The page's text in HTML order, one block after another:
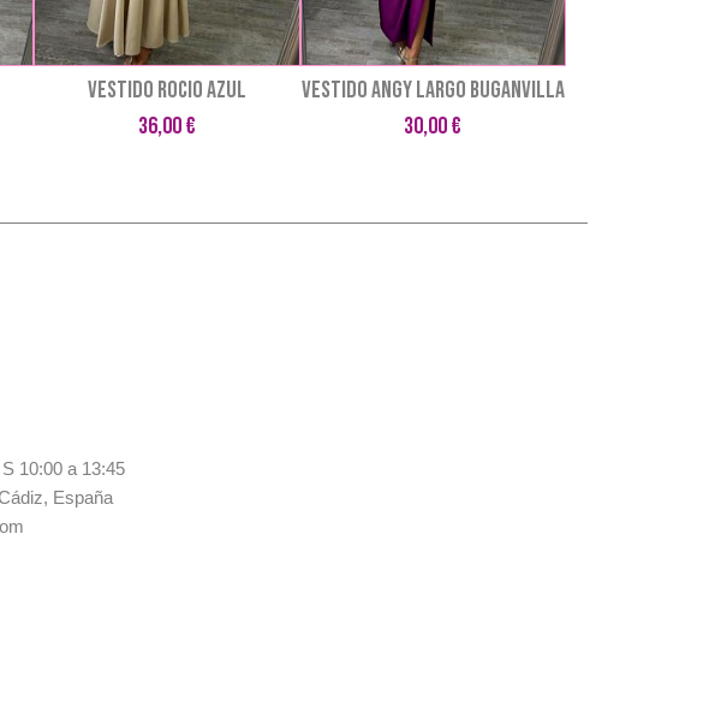
VESTIDO ROCIO AZUL
36,00 €
VESTIDO ANGY LARGO BUGANVILLA
30,00 €
10:00 a 13:45
España